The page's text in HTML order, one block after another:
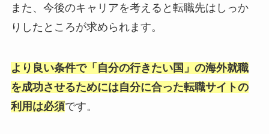
また、今後のキャリアを考えると転職先はしっか
りしたところが求められます。
より良い条件で「自分の行きたい国」の海外就職
を成功させるためには自分に合った転職サイトの
利用は必須です。